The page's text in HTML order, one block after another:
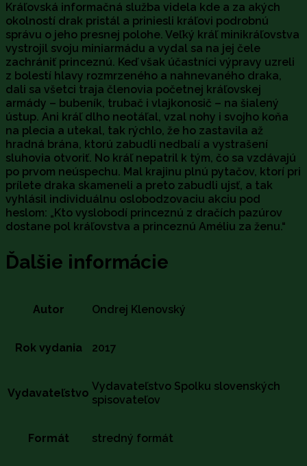
Kráľovská informačná služba videla kde a za akých
okolností drak pristál a priniesli kráľovi podrobnú
správu o jeho presnej polohe. Veľký kráľ minikráľovstva
vystrojil svoju miniarmádu a vydal sa na jej čele
zachrániť princeznú. Keď však účastníci výpravy uzreli
z bolestí hlavy rozmrzeného a nahnevaného draka,
dali sa všetci traja členovia početnej kráľovskej
armády – bubeník, trubač i vlajkonosič – na šialený
ústup. Ani kráľ dlho neotáľal, vzal nohy i svojho koňa
na plecia a utekal, tak rýchlo, že ho zastavila až
hradná brána, ktorú zabudli nedbalí a vystrašení
sluhovia otvoriť. No kráľ nepatril k tým, čo sa vzdávajú
po prvom neúspechu. Mal krajinu plnú pytačov, ktorí pri
prílete draka skameneli a preto zabudli ujsť, a tak
vyhlásil individuálnu oslobodzovaciu akciu pod
heslom: „Kto vyslobodí princeznú z dračích pazúrov
dostane pol kráľovstva a princeznú Améliu za ženu.“
Ďalšie informácie
Autor Ondrej Klenovský
Rok vydania 2017
Vydavateľstvo
Vydavateľstvo Spolku slovenských
spisovateľov
Formát stredný formát